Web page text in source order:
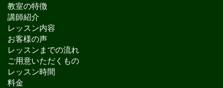
教室の特徴
講師紹介
レッスン内容
お客様の声
レッスンまでの流れ
ご用意いただくもの
レッスン時間
料金